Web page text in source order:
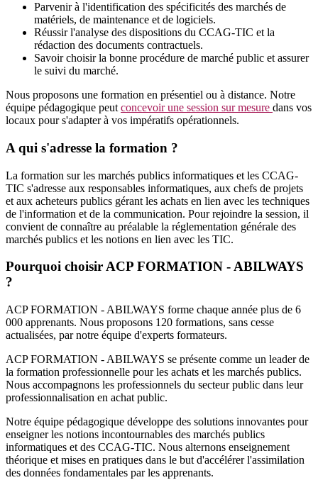
Parvenir à l'identification des spécificités des marchés de
matériels, de maintenance et de logiciels.
Réussir l'analyse des dispositions du CCAG-TIC et la
rédaction des documents contractuels.
Savoir choisir la bonne procédure de marché public et assurer
le suivi du marché.
Nous proposons une formation en présentiel ou à distance. Notre
équipe pédagogique peut concevoir une session sur mesure dans vos
locaux pour s'adapter à vos impératifs opérationnels.
A qui s'adresse la formation ?
La formation sur les marchés publics informatiques et les CCAG-
TIC s'adresse aux responsables informatiques, aux chefs de projets
et aux acheteurs publics gérant les achats en lien avec les techniques
de l'information et de la communication. Pour rejoindre la session, il
convient de connaître au préalable la réglementation générale des
marchés publics et les notions en lien avec les TIC.
Pourquoi choisir ACP FORMATION - ABILWAYS
?
ACP FORMATION - ABILWAYS forme chaque année plus de 6
000 apprenants. Nous proposons 120 formations, sans cesse
actualisées, par notre équipe d'experts formateurs.
ACP FORMATION - ABILWAYS se présente comme un leader de
la formation professionnelle pour les achats et les marchés publics.
Nous accompagnons les professionnels du secteur public dans leur
professionnalisation en achat public.
Notre équipe pédagogique développe des solutions innovantes pour
enseigner les notions incontournables des marchés publics
informatiques et des CCAG-TIC. Nous alternons enseignement
théorique et mises en pratiques dans le but d'accélérer l'assimilation
des données fondamentales par les apprenants.